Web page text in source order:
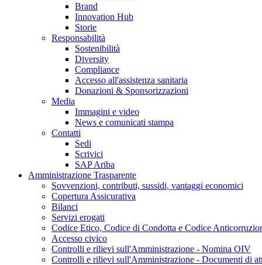
Trova il prodotto che stai cercando. Visita il catalogo B. Braun
Brand
Innovation Hub
Storie
Responsabilità
Sostenibilità
Diversity
Compliance
Accesso all'assistenza sanitaria
Donazioni & Sponsorizzazioni
Media
Immagini e video
News e comunicati stampa
Contatti
Sedi
Scrivici
SAP Ariba
Amministrazione Trasparente
Sovvenzioni, contributi, sussidi, vantaggi economici
Copertura Assicurativa
Bilanci
Servizi erogati
Codice Etico, Codice di Condotta e Codice
Accesso civico
Controlli e rilievi sull'Amministrazione - Nomina OIV
Controlli e rilievi sull'Amministrazione - Documenti di